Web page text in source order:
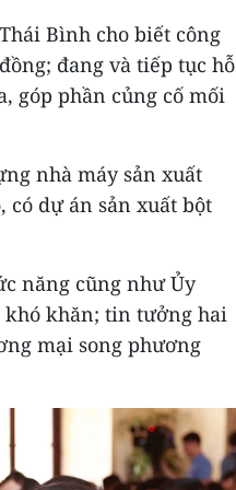
Bình cho biết công
đang và tiếp tục hỗ
góp phần củng cố mối
nhà máy sản xuất
dự án sản xuất bột
năng cũng như Ủy
khăn; tin tưởng hai
mại song phương